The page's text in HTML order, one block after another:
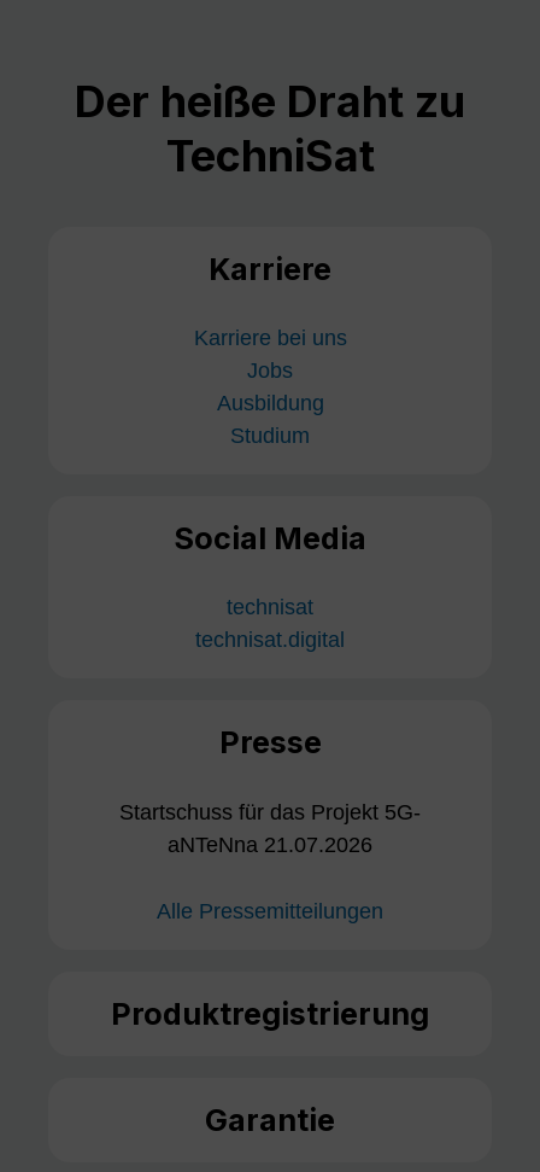
Der heiße Draht zu
TechniSat
Karriere
Karriere bei uns
Jobs
Ausbildung
Studium
Social Media
technisat
technisat.digital
Presse
Startschuss für das Projekt 5G-
aNTeNna 21.07.2026
Alle Pressemitteilungen
Produktregistrierung
Garantie